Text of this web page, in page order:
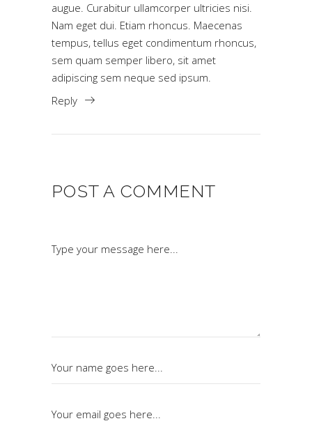
augue. Curabitur ullamcorper ultricies nisi.
Nam eget dui. Etiam rhoncus. Maecenas
tempus, tellus eget condimentum rhoncus,
sem quam semper libero, sit amet
adipiscing sem neque sed ipsum.
Reply
POST A COMMENT